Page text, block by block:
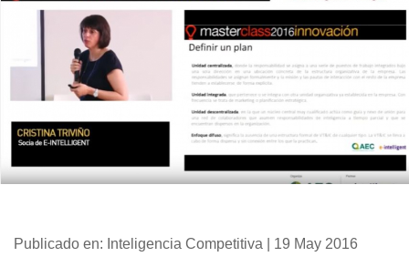
Publicado en: Inteligencia Competitiva | 19 May 2016